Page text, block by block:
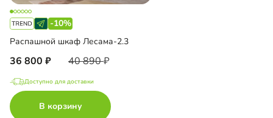
-10%
Распашной шкаф Лесама-2.3
36 800 40 890
Доступно для доставки
В корзину